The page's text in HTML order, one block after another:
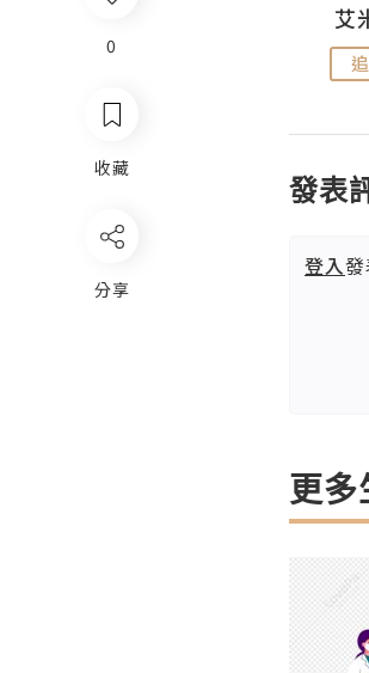
0
收藏
分享
艾
發表
登入
更多